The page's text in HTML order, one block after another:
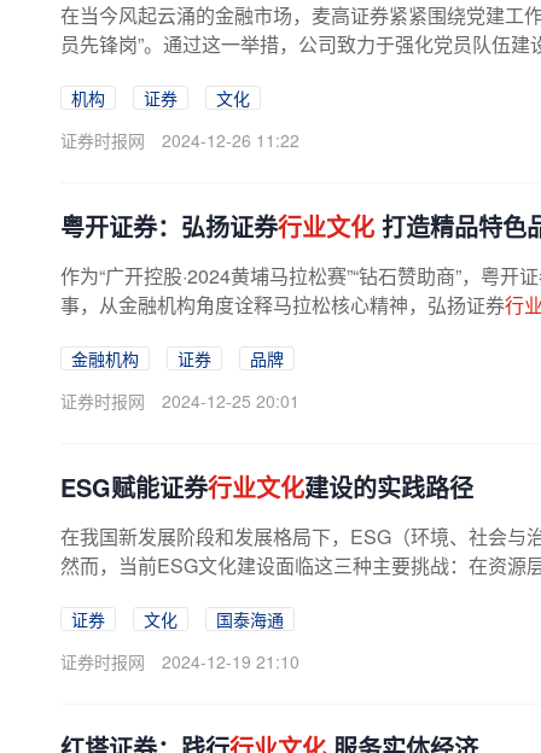
在当今风起云涌的金融市场，麦高证券紧紧围绕党建工
员先锋岗”。通过这一举措，公司致力于强化党员队伍
机构 证券
文化
证券时报网
2024-12-26 11:22
粤开证券：弘扬证券行业文化 打造精品特色
作为“广开控股·2024黄埔马拉松赛”“钻石赞助商”，粤
事，从金融机构角度诠释马拉松核心精神，弘扬证券行
金融机构 证券
品牌
证券时报网
2024-12-25 20:01
ESG赋能证券行业文化建设的实践路径
在我国新发展阶段和发展格局下，ESG（环境、社会与
然而，当前ESG文化建设面临这三种主要挑战：在资
证券 文化
国泰海通
证券时报网
2024-12-19 21:10